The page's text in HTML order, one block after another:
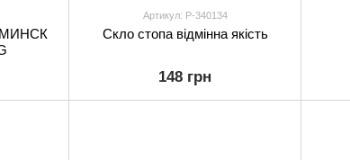
МИНСК
Артикул: P-340134
Скло стопа відмінна якість
148 грн